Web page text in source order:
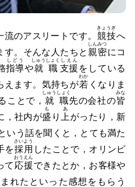
のアスリートです。 競技
きょうぎ
へ
。そんな人たちと 親密
しんみつ
にコ
指導
しどう
や就職
しゅうしょく
支援
しえん
をしている
えます。気持ちが若
わか
くなりま
ことで， 就職
しゅうしょく
先の会社の皆
みな
，社内が盛
も
り 上
あ
がったり，新
いう話を聞くと，とても満た
を採用
さいよう
したことで，オリンピ
て 応援
おうえん
できたとか，お客様や
れたといった感想をもらう